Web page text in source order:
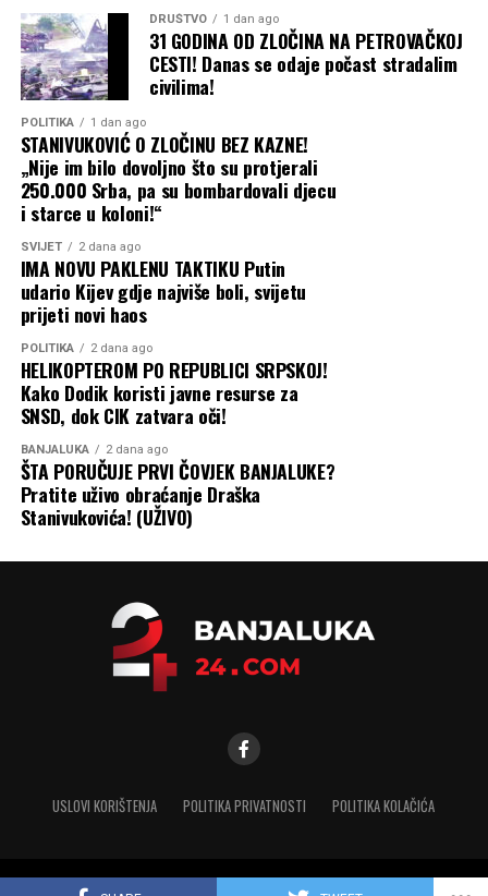
Kako navodi Milanović, kada su shvatili da nemaju
argumente, predstavnici SNSD-a su promijenili priču i
tvrdili da je projekat trebao biti urađen iz okvira projekta
“Voda 3” preko EBRD-a — što je, takođe, potpuna
neistina.
“Opet sam im objasnio da
se iz projekta ‘Voda 3’ na
tom području radilo
sljedeće:
Šargovac– ulica
Martinovac i Drakulićka
(sekundarna mreža DN
110)
Tunjice– Nova ulica,
dva kraka (sekundarna
mreža DN 110)
Dragočaj– 4 kraka
110)
DRUŠTVO 1 dan ago
31 GODINA OD ZLOČINA NA PETROVAČKOJ
CESTI! Danas se odaje počast stradalim
civilima!
POLITIKA 1 dan ago
STANIVUKOVIĆ O ZLOČINU BEZ KAZNE!
„Nije im bilo dovoljno što su protjerali
250.000 Srba, pa su bombardovali djecu
i starce u koloni!“
SVIJET 2 dana ago
IMA NOVU PAKLENU TAKTIKU Putin
udario Kijev gdje najviše boli, svijetu
prijeti novi haos
POLITIKA 2 dana ago
HELIKOPTEROM PO REPUBLICI SRPSKOJ!
Kako Dodik koristi javne resurse za
SNSD, dok CIK zatvara oči!
BANJALUKA 2 dana ago
ŠTA PORUČUJE PRVI ČOVJEK BANJALUKE?
Pratite uživo obraćanje Draška
Stanivukovića! (UŽIVO)
USLOVI KORIŠTENJA POLITIKA PRIVATNOSTI POLITIKA KOLAČIĆA
Copyright © 2025 banjaluka-24.com. Sva prava zadržana